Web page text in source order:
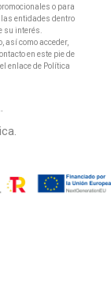
o para
entidades dentro
su interés.
así como acceder,
en este pie de
enlace de Política
.